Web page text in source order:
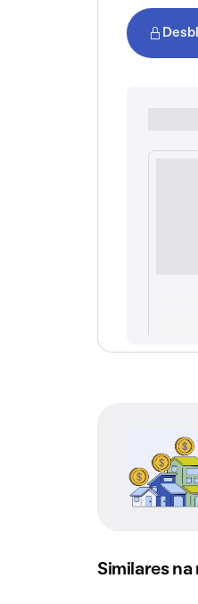
Similares na